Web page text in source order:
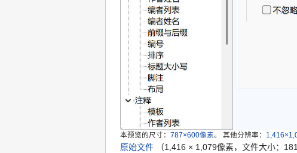
本预览的尺寸： 787×600像素。 其他分辨率：
原始文件 （1,416 × 1,079像素，文件大小：